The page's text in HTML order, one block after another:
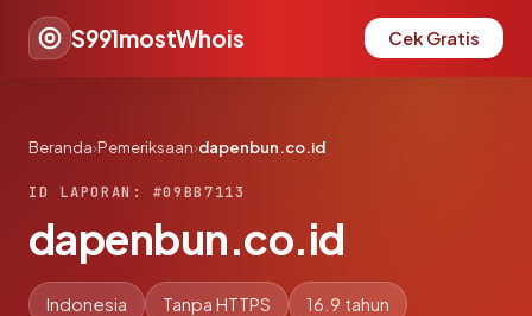
S991mostWhois Cek Gratis
Beranda›Pemeriksaan›dapenbun.co.id
ID LAPORAN: #09BB7113
dapenbun.co.id
Indonesia Tanpa HTTPS 16.9 tahun